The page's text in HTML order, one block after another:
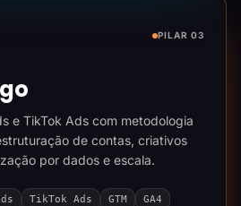
PILAR 03
e TikTok Ads com metodologia
de contas, criativos
por dados e escala.
TikTok Ads GTM GA4